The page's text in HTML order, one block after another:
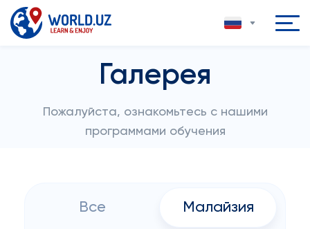
Галерея
Пожалуйста, ознакомьтесь с нашими
программами обучения
Все Малайзия